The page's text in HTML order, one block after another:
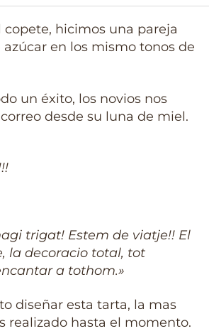
copete, hicimos una pareja
en los mismo tonos de
un éxito, los novios nos
desde su luna de miel.
trigat! Estem de viatje!! El
la decoracio total, tot
a tothom.»
diseñar esta tarta, la mas
realizado hasta el momento.